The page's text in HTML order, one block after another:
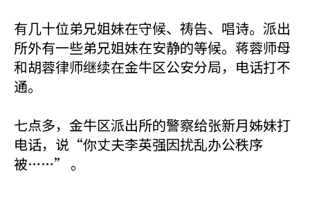
有几十位弟兄姐妹在守候、祷告、唱诗。派出
所外有一些弟兄姐妹在安静的等候。蒋蓉师母
和胡蓉律师继续在金牛区公安分局，电话打不
通。
七点多，金牛区派出所的警察给张新月姊妹打
电话，说“你丈夫李英强因扰乱办公秩序
被……” 。